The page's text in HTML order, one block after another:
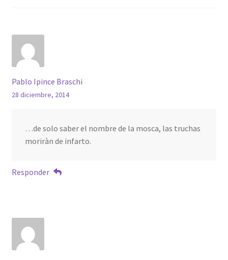
Pablo Ipince Braschi
28 diciembre, 2014
…de solo saber el nombre de la mosca, las truchas
moriràn de infarto.
Responder